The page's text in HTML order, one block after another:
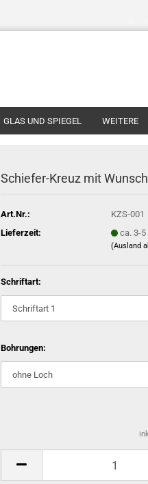
GLAS UND SPIEGEL WEITERE
Schiefer-Kreuz mit
Art.Nr.:
KZS-001
Lieferzeit:
ca. 3-5
(Ausland
Schriftart:
Bohrungen: